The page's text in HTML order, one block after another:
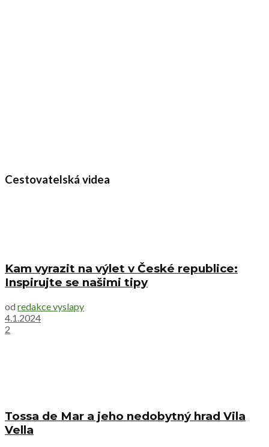
Cestovatelská videa
Kam vyrazit na výlet v České republice:
Inspirujte se našimi tipy
od redakce vyslapy
4.1.2024
2
Tossa de Mar a jeho nedobytný hrad Vila
Vella